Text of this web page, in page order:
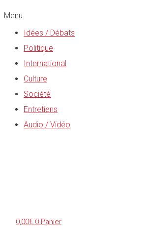
Menu
Idées / Débats
Politique
International
Culture
Société
Entretiens
Audio / Vidéo
0,00€ 0 Panier